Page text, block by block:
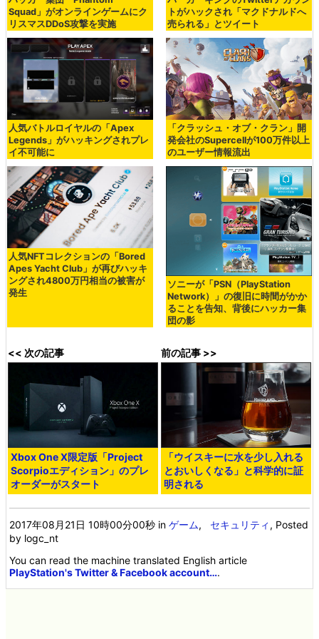
Squad」がオンラインゲームにク
リスマスDDoS攻撃を実施
トがハックされ「マクドナルドへ
売られる」とツイート
人気バトルロイヤルの「Apex
Legends」がハッキングされプレ
イ不可能に
「クラッシュ・オブ・クラン」開
発会社のSupercellが100万件以上
のユーザー情報流出
人気NFTコレクションの「Bored
Apes Yacht Club」が再びハッキ
ングされ4800万円相当の被害が
発生
ソニーが「PSN（PlayStation
Network）」の復旧に時間がかか
ることを告知、背後にハッカー集
団の影
<< 次の記事
Xbox One X限定版「Project
Scorpioエディション」のプレ
オーダーがスタート
前の記事 >>
「ウイスキーに水を少し入れる
とおいしくなる」と科学的に証
明される
2017年08月21日 10時00分00秒 inゲーム, セキュリティ , Posted
by logc_nt
You can read the machine translated English article
PlayStation's Twitter & Facebook account….